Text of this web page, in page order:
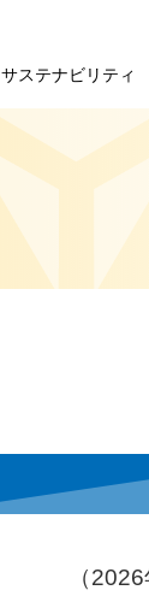
サステナビリティ
（